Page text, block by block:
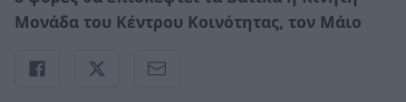
Μονάδα του Κέντρου Κοινότητας, τον Μάιο